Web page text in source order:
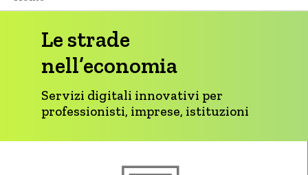
Le strade
nell’economia
Servizi digitali innovativi per
professionisti, imprese, istituzioni